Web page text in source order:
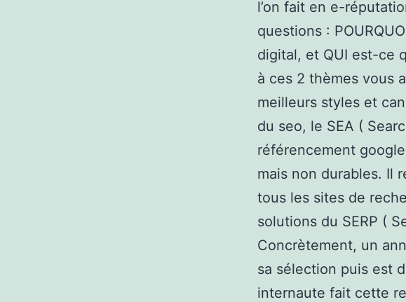
l’on fait en e-
questions :
digital, et QUI est-ce
à ces 2 thèmes vous
meilleurs styles et
du seo, le SEA (
référencement
mais non durables. Il
tous les sites de
solutions du SERP (
Concrètement, un
sa sélection puis est
internaute fait cette